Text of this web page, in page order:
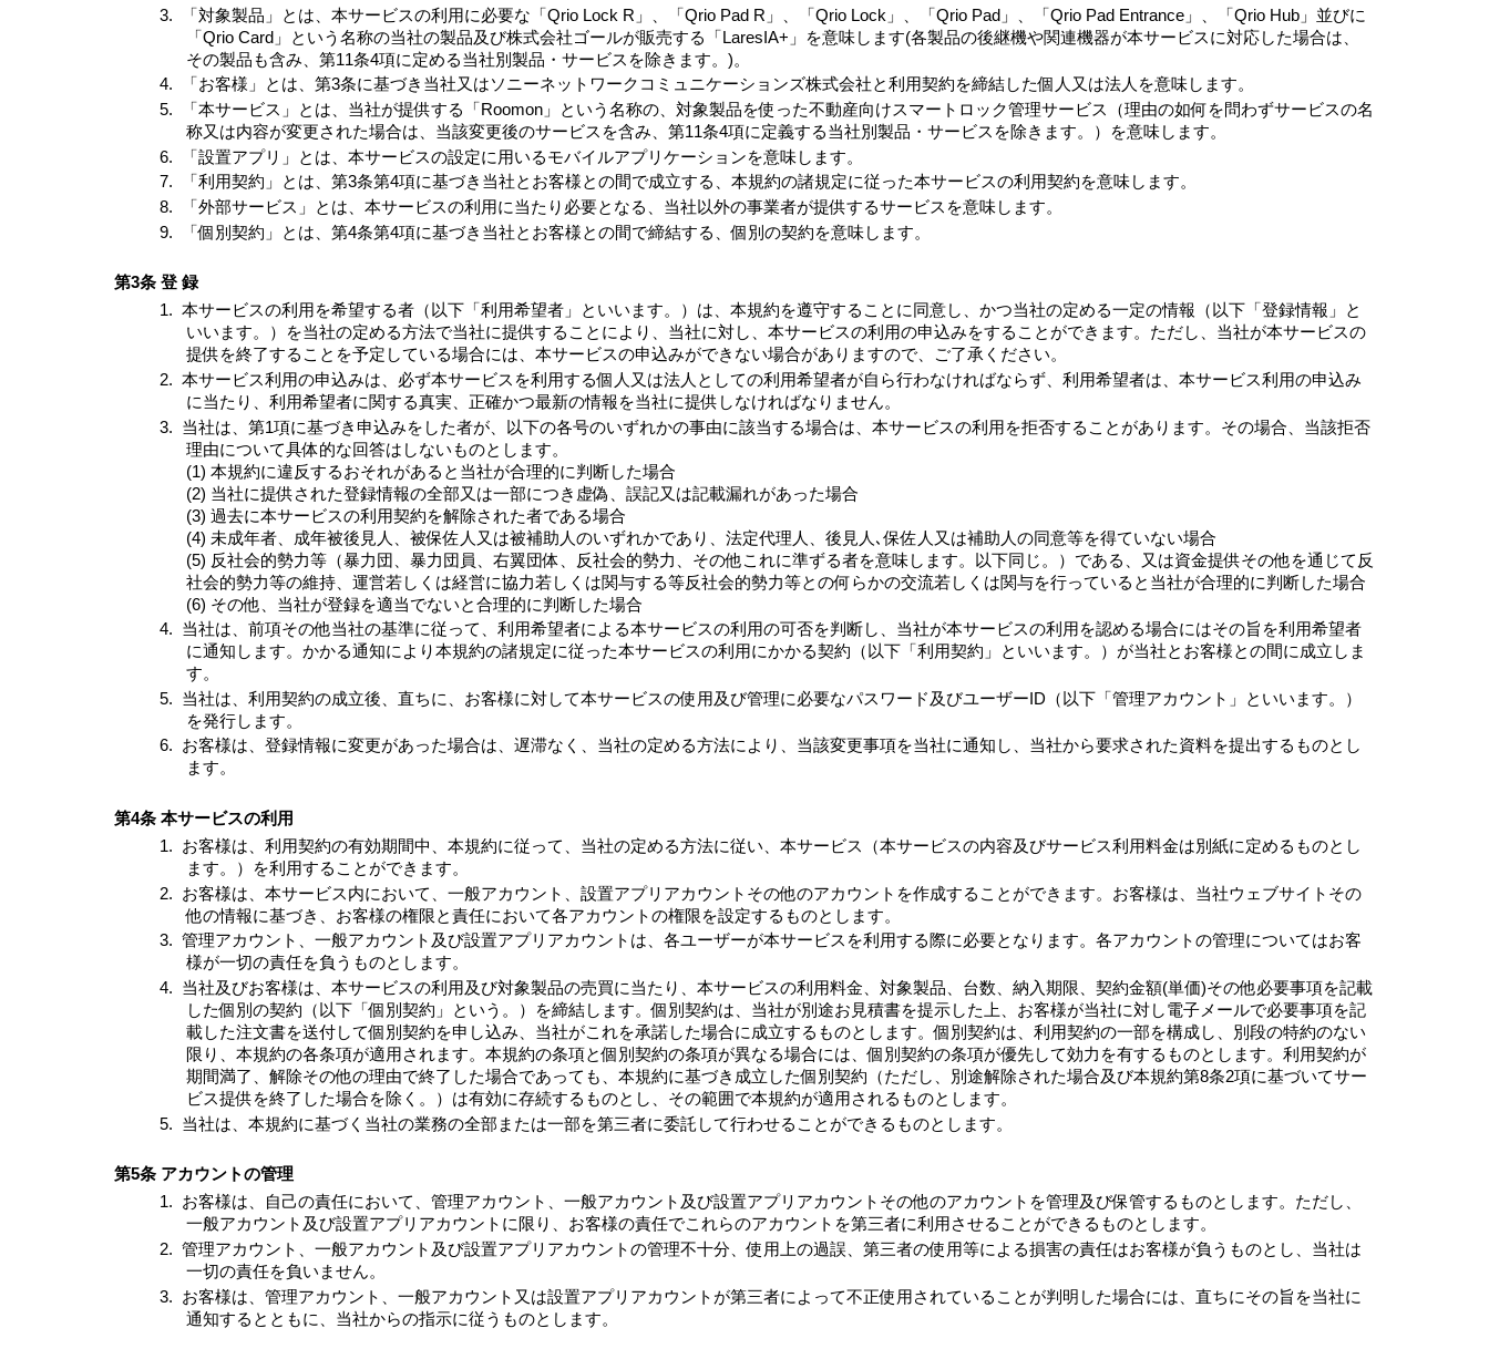
3.
「対象製品」とは、本サービスの利用に必要な「Qrio Lock R」、「Qrio Pad R」、「Qrio Lock」、「Qrio Pad」、「Qrio Pad Entrance」、「Qrio Hub」並びに
「Qrio Card」という名称の当社の製品及び株式会社ゴールが販売する「LaresIA+」を意味します(各製品の後継機や関連機器が本サービスに対応した場合は、
その製品も含み、第11条4項に定める当社別製品・サービスを除きます。)。
4.
「お客様」とは、第3条に基づき当社又はソニーネットワークコミュニケーションズ株式会社と利用契約を締結した個人又は法人を意味します。
5.
「本サービス」とは、当社が提供する「Roomon」という名称の、対象製品を使った不動産向けスマートロック管理サービス（理由の如何を問わずサービスの名
称又は内容が変更された場合は、当該変更後のサービスを含み、第11条4項に定義する当社別製品・サービスを除きます。）を意味します。
6.
「設置アプリ」とは、本サービスの設定に用いるモバイルアプリケーションを意味します。
7.
「利用契約」とは、第3条第4項に基づき当社とお客様との間で成立する、本規約の諸規定に従った本サービスの利用契約を意味します。
8.
「外部サービス」とは、本サービスの利用に当たり必要となる、当社以外の事業者が提供するサービスを意味します。
9.
「個別契約」とは、第4条第4項に基づき当社とお客様との間で締結する、個別の契約を意味します。
第3条 登 録
1. 本サービスの利用を希望する者（以下「利用希望者」といいます。）は、本規約を遵守することに同意し、かつ当社の定める一定の情報（以下「登録情報」と
いいます。）を当社の定める方法で当社に提供することにより、当社に対し、本サービスの利用の申込みをすることができます。ただし、当社が本サービスの
提供を終了することを予定している場合には、本サービスの申込みができない場合がありますので、ご了承ください。
2. 本サービス利用の申込みは、必ず本サービスを利用する個人又は法人としての利用希望者が自ら行わなければならず、利用希望者は、本サービス利用の申込み
に当たり、利用希望者に関する真実、正確かつ最新の情報を当社に提供しなければなりません。
3.
当社は、第1項に基づき申込みをした者が、以下の各号のいずれかの事由に該当する場合は、本サービスの利用を拒否することがあります。その場合、当該拒否
理由について具体的な回答はしないものとします。
(1) 本規約に違反するおそれがあると当社が合理的に判断した場合
(2) 当社に提供された登録情報の全部又は一部につき虚偽、誤記又は記載漏れがあった場合
(3) 過去に本サービスの利用契約を解除された者である場合
(4) 未成年者、成年被後見人、被保佐人又は被補助人のいずれかであり、法定代理人、後見人､保佐人又は補助人の同意等を得ていない場合
(5) 反社会的勢力等（暴力団、暴力団員、右翼団体、反社会的勢力、その他これに準ずる者を意味します。以下同じ。）である、又は資金提供その他を通じて反
社会的勢力等の維持、運営若しくは経営に協力若しくは関与する等反社会的勢力等との何らかの交流若しくは関与を行っていると当社が合理的に判断した場合
(6) その他、当社が登録を適当でないと合理的に判断した場合
4.
当社は、前項その他当社の基準に従って、利用希望者による本サービスの利用の可否を判断し、当社が本サービスの利用を認める場合にはその旨を利用希望者
に通知します。かかる通知により本規約の諸規定に従った本サービスの利用にかかる契約（以下「利用契約」といいます。）が当社とお客様との間に成立しま
す。
5.
当社は、利用契約の成立後、直ちに、お客様に対して本サービスの使用及び管理に必要なパスワード及びユーザーID（以下「管理アカウント」といいます。）
を発行します。
6.
お客様は、登録情報に変更があった場合は、遅滞なく、当社の定める方法により、当該変更事項を当社に通知し、当社から要求された資料を提出するものとし
ます。
第4条 本サービスの利用
1.
お客様は、利用契約の有効期間中、本規約に従って、当社の定める方法に従い、本サービス（本サービスの内容及びサービス利用料金は別紙に定めるものとし
ます。）を利用することができます。
2.
お客様は、本サービス内において、一般アカウント、設置アプリアカウントその他のアカウントを作成することができます。お客様は、当社ウェブサイトその
他の情報に基づき、お客様の権限と責任において各アカウントの権限を設定するものとします。
3. 管理アカウント、一般アカウント及び設置アプリアカウントは、各ユーザーが本サービスを利用する際に必要となります。各アカウントの管理についてはお客
様が一切の責任を負うものとします。
4.
当社及びお客様は、本サービスの利用及び対象製品の売買に当たり、本サービスの利用料金、対象製品、台数、納入期限、契約金額(単価)その他必要事項を記載
した個別の契約（以下「個別契約」という。）を締結します。個別契約は、当社が別途お見積書を提示した上、お客様が当社に対し電子メールで必要事項を記
載した注文書を送付して個別契約を申し込み、当社がこれを承諾した場合に成立するものとします。個別契約は、利用契約の一部を構成し、別段の特約のない
限り、本規約の各条項が適用されます。本規約の条項と個別契約の条項が異なる場合には、個別契約の条項が優先して効力を有するものとします。利用契約が
期間満了、解除その他の理由で終了した場合であっても、本規約に基づき成立した個別契約（ただし、別途解除された場合及び本規約第8条2項に基づいてサー
ビス提供を終了した場合を除く。）は有効に存続するものとし、その範囲で本規約が適用されるものとします。
5.
当社は、本規約に基づく当社の業務の全部または一部を第三者に委託して行わせることができるものとします。
第5条 アカウントの管理
1.
お客様は、自己の責任において、管理アカウント、一般アカウント及び設置アプリアカウントその他のアカウントを管理及び保管するものとします。ただし、
一般アカウント及び設置アプリアカウントに限り、お客様の責任でこれらのアカウントを第三者に利用させることができるものとします。
2. 管理アカウント、一般アカウント及び設置アプリアカウントの管理不十分、使用上の過誤、第三者の使用等による損害の責任はお客様が負うものとし、当社は
一切の責任を負いません。
3.
お客様は、管理アカウント、一般アカウント又は設置アプリアカウントが第三者によって不正使用されていることが判明した場合には、直ちにその旨を当社に
通知するとともに、当社からの指示に従うものとします。